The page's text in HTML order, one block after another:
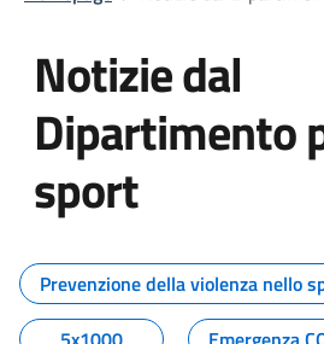
Notizie dal
Dipartimento
sport
Tutti i contenuti
Prevenzione della violenza nello